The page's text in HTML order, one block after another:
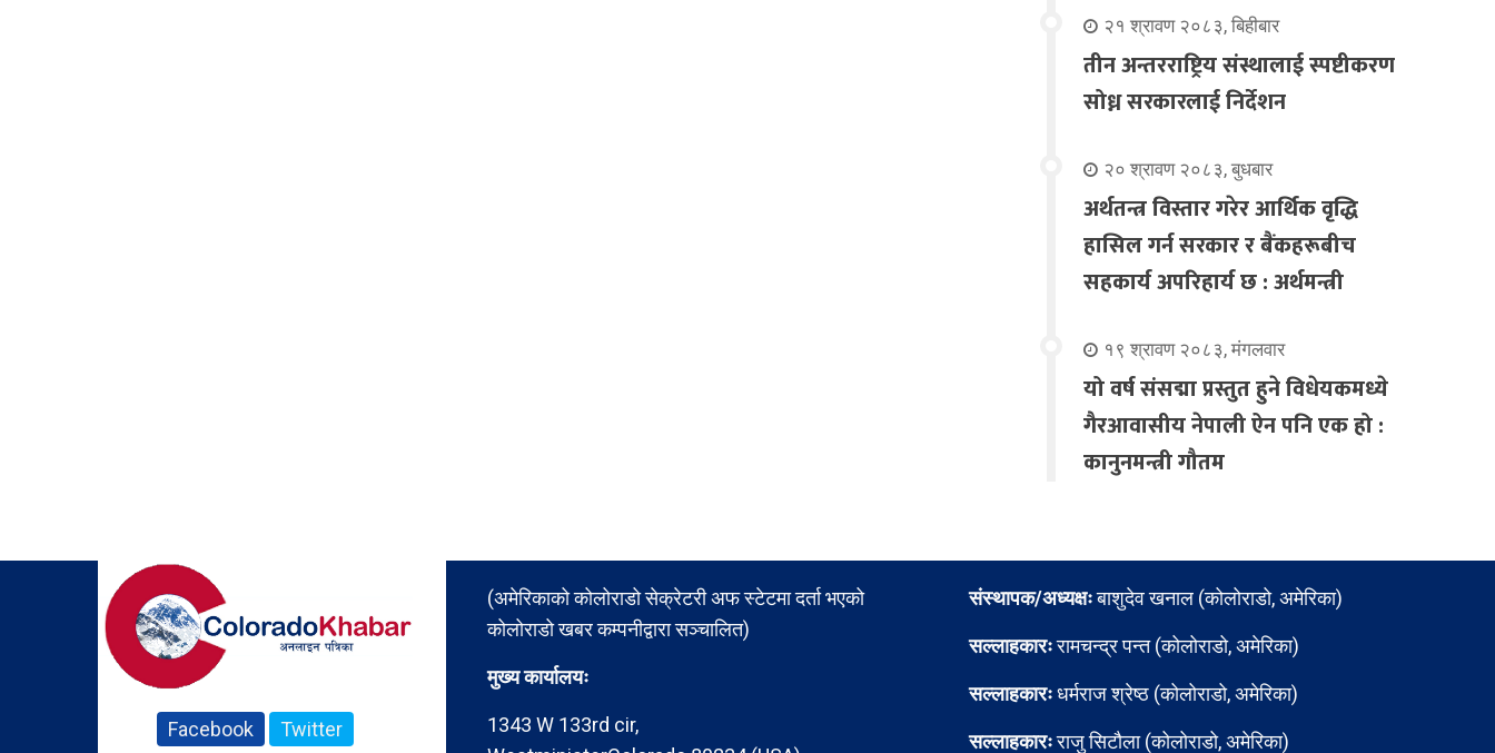
२१ श्रावण २०८३, बिहीबार
तीन अन्तरराष्ट्रिय संस्थालाई स्पष्टीकरण
सोध्न सरकारलाई निर्देशन
२० श्रावण २०८३, बुधबार
अर्थतन्त्र विस्तार गरेर आर्थिक वृद्धि
हासिल गर्न सरकार र बैंकहरूबीच
सहकार्य अपरिहार्य छ : अर्थमन्त्री
१९ श्रावण २०८३, मंगलवार
यो वर्ष संसद्मा प्रस्तुत हुने विधेयकमध्ये
गैरआवासीय नेपाली ऐन पनि एक हो :
कानुनमन्त्री गौतम
Facebook Twitter
(अमेरिकाको कोलोराडो सेक्रेटरी अफ स्टेटमा दर्ता भएको
कोलोराडो खबर कम्पनीद्वारा सञ्चालित)
मुख्य कार्यालयः
1343 W 133rd cir,
संस्थापक/अध्यक्षःबाशुदेव खनाल (कोलोराडो, अमेरिका)
सल्लाहकारःरामचन्द्र पन्त (कोलोराडो, अमेरिका)
सल्लाहकारःधर्मराज श्रेष्ठ (कोलोराडो, अमेरिका)
सल्लाहकारःराजु सिटौला (कोलोराडो, अमेरिका)